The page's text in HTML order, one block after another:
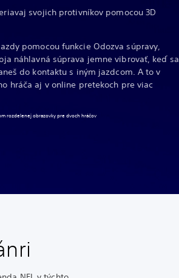
svojich protivníkov pomocou 3D
pomocou funkcie Odozva súpravy,
náhlavná súprava jemne vibrovať, keď sa
do kontaktu s iným jazdcom. A to v
hráča aj v online pretekoch pre viac
rozdelenej obrazovky pre dvoch hráčov